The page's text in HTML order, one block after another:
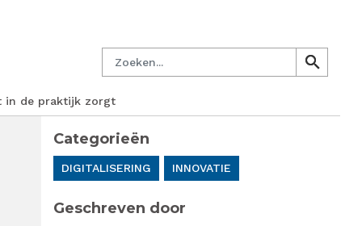
Zoeken
search
search
in de praktijk zorgt
Categorieën
DIGITALISERING INNOVATIE
Geschreven door